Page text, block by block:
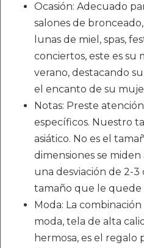
Ocasión: Adecuado
salones de bronceado,
lunas de miel, spas,
conciertos, este es su
verano, destacando
el encanto de su
Notas: Preste
específicos. Nuestro
asiático. No es el
dimensiones se
una desviación de 2-3
tamaño que le quede
Moda: La
moda, tela de alta
hermosa, es el